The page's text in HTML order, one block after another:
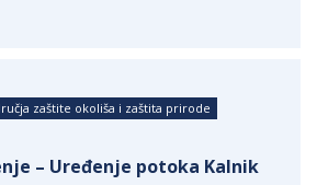
zaštite okoliša i zaštita prirode
– Uređenje potoka Kalnik